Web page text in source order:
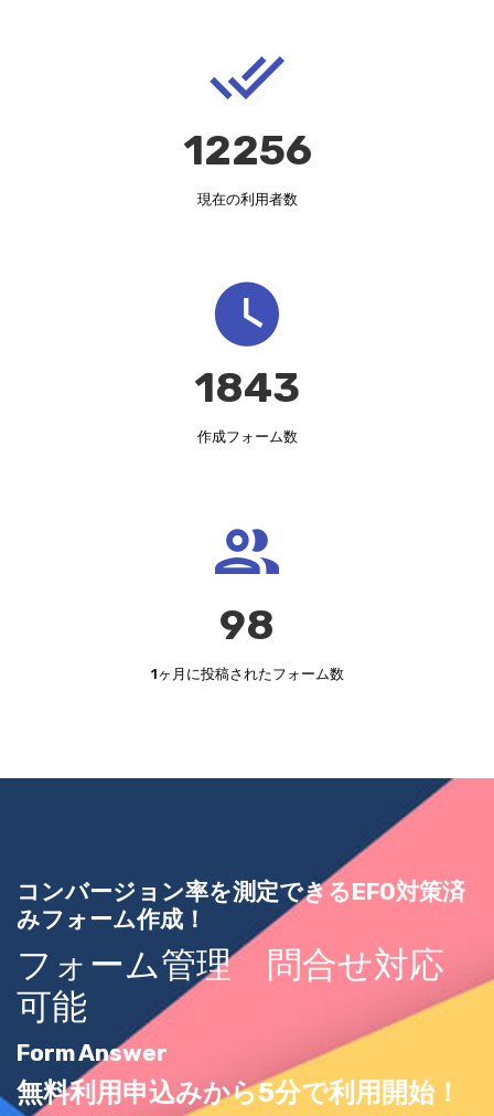
12408
現在の利用者数
1866
作成フォーム数
99
1ヶ月に投稿されたフォーム数
コンバージョン率を測定できるEFO対策済
みフォーム作成！
フォーム管理 問合せ対応
可能
Form Answer
無料利用申込みから5分で利用開始！